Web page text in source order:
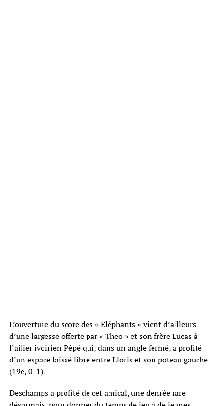
L’ouverture du score des « Eléphants » vient d’ailleurs
d’une largesse offerte par « Theo » et son frère Lucas à
l’ailier ivoirien Pépé qui, dans un angle fermé, a profité
d’un espace laissé libre entre Lloris et son poteau gauche
(19e, 0-1).
Deschamps a profité de cet amical, une denrée rare